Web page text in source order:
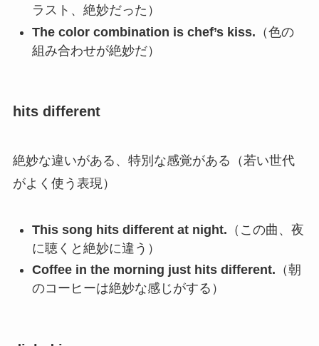
ラスト、絶妙だった）
The color combination is chef’s kiss. （色の
組み合わせが絶妙だ）
hits different
絶妙な違いがある、特別な感覚がある（若い世代
がよく使う表現）
This song hits different at night. （この曲、夜
に聴くと絶妙に違う）
Coffee in the morning just hits different. （朝
のコーヒーは絶妙な感じがする）